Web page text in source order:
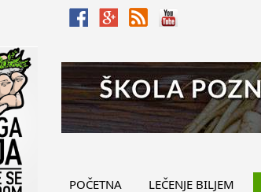
POČETNA LEČENJE BILJEM